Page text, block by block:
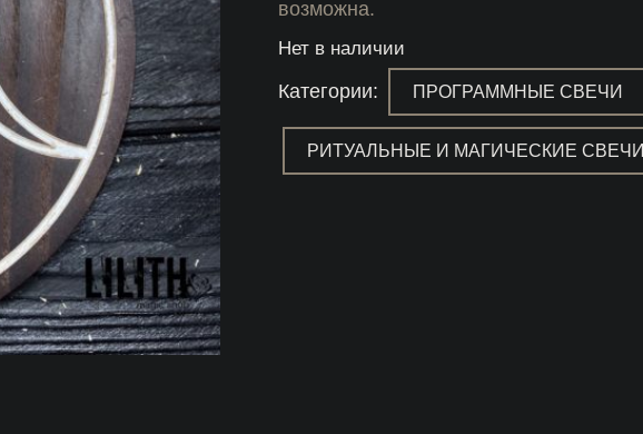
возможна.
Нет в наличии
Категории: ПРОГРАММНЫЕ СВЕЧИ
РИТУАЛЬНЫЕ И МАГИЧЕСКИЕ СВЕЧИ